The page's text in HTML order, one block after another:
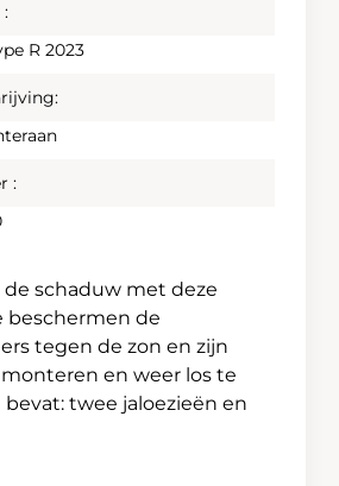
:
R 2023
:
de schaduw met deze
beschermen de
tegen de zon en zijn
en weer los te
twee jaloezieën en